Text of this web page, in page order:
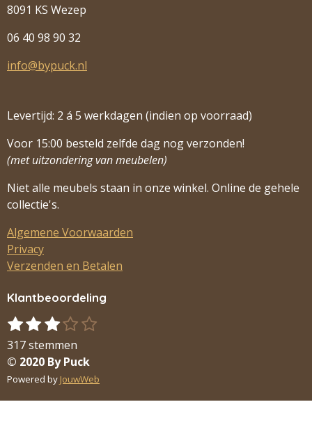
8091 KS Wezep
06 40 98 90 32
info@bypuck.nl
Levertijd: 2 á 5 werkdagen (indien op voorraad)
Voor 15:00 besteld zelfde dag nog verzonden!
(met uitzondering van meubelen)
Niet alle meubels staan in onze winkel. Online de gehele
collectie's.
Algemene Voorwaarden
Privacy
Verzenden en Betalen
Klantbeoordeling
R
a
t
i
1
s
t
e
r
2
s
t
e
r
r
3
s
t
e
r
r
4
s
t
e
r
r
5
t
e
r
r
S
m
e
317 stemmen
© 2020 By Puck
Powered by JouwWeb